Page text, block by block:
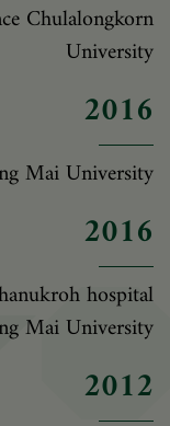
Chulalongkorn
University
2016
Mai University
2016
hospital
Mai University
2012